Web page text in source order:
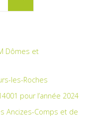
Dômes et
les-Roches
pour l’année 2024
Ancizes-Comps et de